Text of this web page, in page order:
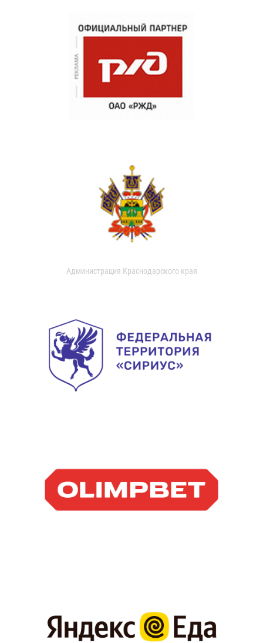
Администрация Краснодарского края